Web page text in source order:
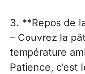
3. **Repos de
– Couvrez la
température
Patience, c’est